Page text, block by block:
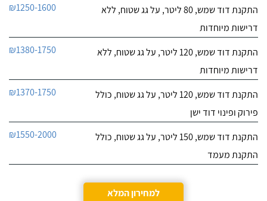
התקנת דוד שמש, 80 ליטר, על גג שטוח, ללא
דרישות מיוחדות
₪1250-1600
התקנת דוד שמש, 120 ליטר, על גג שטוח, ללא
דרישות מיוחדות
₪1380-1750
התקנת דוד שמש, 120 ליטר, על גג שטוח, כולל
פירוק ופינוי דוד ישן
₪1370-1750
התקנת דוד שמש, 150 ליטר, על גג שטוח, כולל
התקנת מעמד
₪1550-2000
למחירון המלא